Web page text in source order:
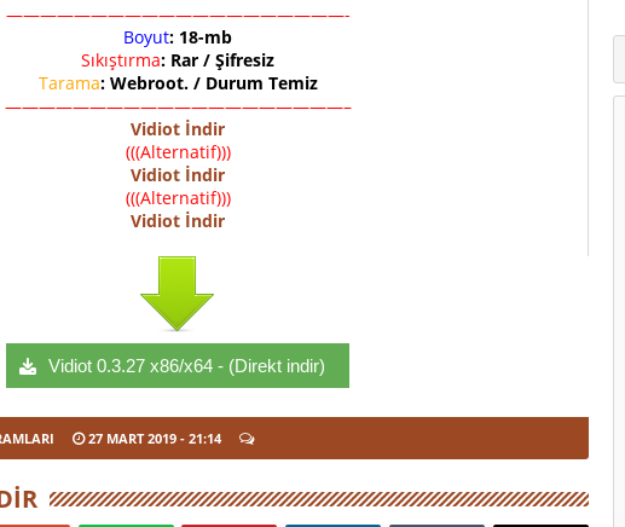
————————————————————-
Boyut: 18-mb
Sıkıştırma: Rar / Şifresiz
Tarama: Webroot. / Durum Temiz
————————————————————–
Vidiot İndir
(((Alternatif)))
Vidiot İndir
(((Alternatif)))
Vidiot İndir
Vidiot 0.3.27 x86/x64 - (Direkt indir)
27 MART 2019 - 21:14